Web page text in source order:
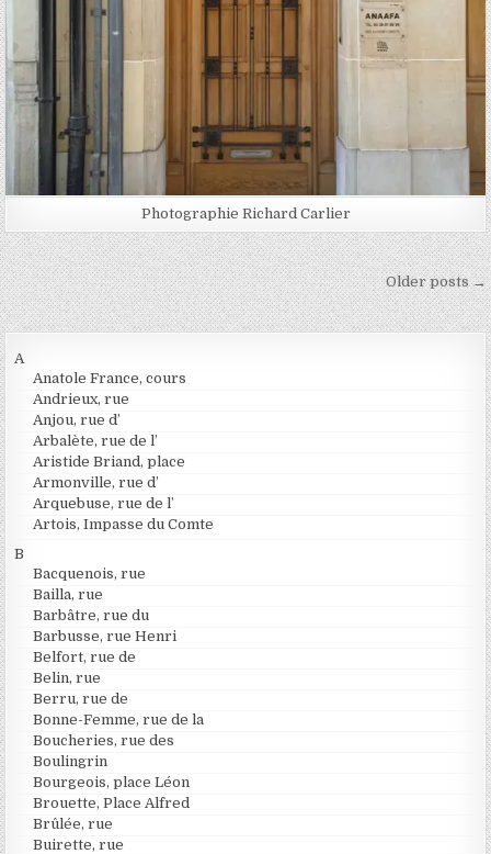
Photographie Richard Carlier
Navigation des articles Older posts →
A
Anatole France, cours
Andrieux, rue
Anjou, rue d’
Arbalète, rue de l’
Aristide Briand, place
Armonville, rue d’
Arquebuse, rue de l’
Artois, Impasse du Comte
B
Bacquenois, rue
Bailla, rue
Barbâtre, rue du
Barbusse, rue Henri
Belfort, rue de
Belin, rue
Berru, rue de
Bonne-Femme, rue de la
Boucheries, rue des
Boulingrin
Bourgeois, place Léon
Brouette, Place Alfred
Brûlée, rue
Buirette, rue